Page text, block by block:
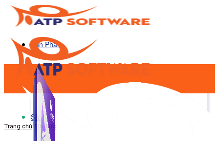
Sản Phẩm
Sản Phẩm
Trang chủ Tin Tức